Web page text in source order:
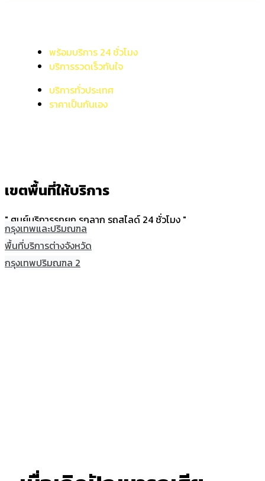
พร้อมบริการ 24 ชั่วโมง
บริการรวดเร็วทันใจ
บริการทั่วประเทศ
ราคาเป็นกันเอง
เขตพื้นที่ให้บริการ
" ศูนย์บริการรถยก รถลาก รถสไลด์ 24 ชั่วโมง "
กรุงเทพและปริมณฑล
พื้นที่บริการต่างจังหวัด
กรุงเทพปริมณฑล 2